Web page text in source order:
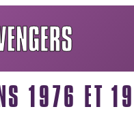
1976 ET